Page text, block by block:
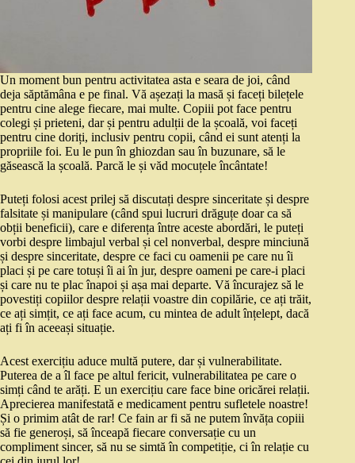
Un moment bun pentru activitatea asta e seara de joi, când
deja săptămâna e pe final. Vă așezați la masă și faceți bilețele
pentru cine alege fiecare, mai multe. Copiii pot face pentru
colegi și prieteni, dar și pentru adulții de la școală, voi faceți
pentru cine doriți, inclusiv pentru copii, când ei sunt atenți la
propriile foi. Eu le pun în ghiozdan sau în buzunare, să le
găsească la școală. Parcă le și văd mocuțele încântate!
Puteți folosi acest prilej să discutați despre sinceritate și despre
falsitate și manipulare (când spui lucruri drăguțe doar ca să
obții beneficii), care e diferența între aceste abordări, le puteți
vorbi despre limbajul verbal și cel nonverbal, despre minciună
și despre sinceritate, despre ce faci cu oamenii pe care nu îi
placi și pe care totuși îi ai în jur, despre oameni pe care-i placi
și care nu te plac înapoi și așa mai departe. Vă încurajez să le
povestiți copiilor despre relații voastre din copilărie, ce ați trăit,
ce ați simțit, ce ați face acum, cu mintea de adult înțelept, dacă
ați fi în aceeași situație.
Acest exercițiu aduce multă putere, dar și vulnerabilitate.
Puterea de a îl face pe altul fericit, vulnerabilitatea pe care o
simți când te arăți. E un exercițiu care face bine oricărei relații.
Aprecierea manifestată e medicament pentru sufletele noastre!
Și o primim atât de rar! Ce fain ar fi să ne putem învăța copiii
să fie generoși, să înceapă fiecare conversație cu un
compliment sincer, să nu se simtă în competiție, ci în relație cu